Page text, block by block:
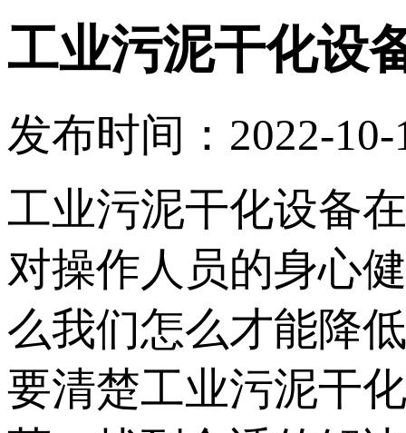
工业污泥干化设
发布时间：2022-10-
工业污泥干化设备
对操作人员的身心
么我们怎么才能降
要清楚工业污泥干